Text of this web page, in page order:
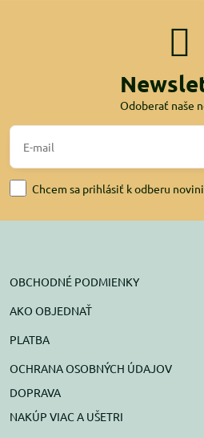
Odoberať naše
Chcem sa prihlásiť k odberu
OBCHODNÉ PODMIENKY
AKO OBJEDNAŤ
PLATBA
OCHRANA OSOBNÝCH ÚDAJOV
DOPRAVA
NAKÚP VIAC A UŠETRI